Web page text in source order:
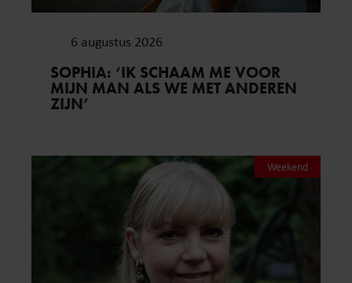
6 augustus 2026
SOPHIA: ‘IK SCHAAM ME VOOR
MIJN MAN ALS WE MET ANDEREN
ZIJN’
Weekend